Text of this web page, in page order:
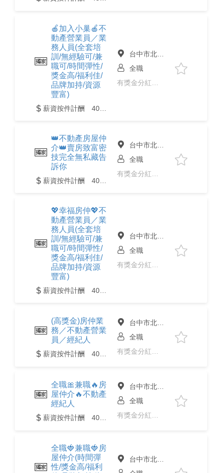
🍎加入小巢🍎不
動產營業員／業
務人員(全套培
訓/無經驗可/兼
職可/時間彈性/
獎金高/福利佳/
品牌加持/資源
豐富)
台中市北區
全職
有獎金分紅、免經驗、二度就業
👑不動產房屋仲
介👑賣房致富密
技完全無私藏告
訴你
台中市北區
全職
有獎金分紅、免經驗、二度就業
💖幸福房仲💖不
動產營業員／業
務人員(全套培
訓/無經驗可/兼
職可/時間彈性/
獎金高/福利佳/
品牌加持/資源
豐富)
台中市北區
全職
有獎金分紅、免經驗、二度就業
(高獎金)房仲業
務／不動產營業
員／經紀人
台中市北區
全職
有獎金分紅、免經驗、二度就業
全職🎀兼職🔥房
屋仲介🔥不動產
經紀人
台中市北區
全職
有獎金分紅、免經驗、二度就業
全職🍓兼職🍓房
屋仲介(時間彈
性/獎金高/福利
台中市北區